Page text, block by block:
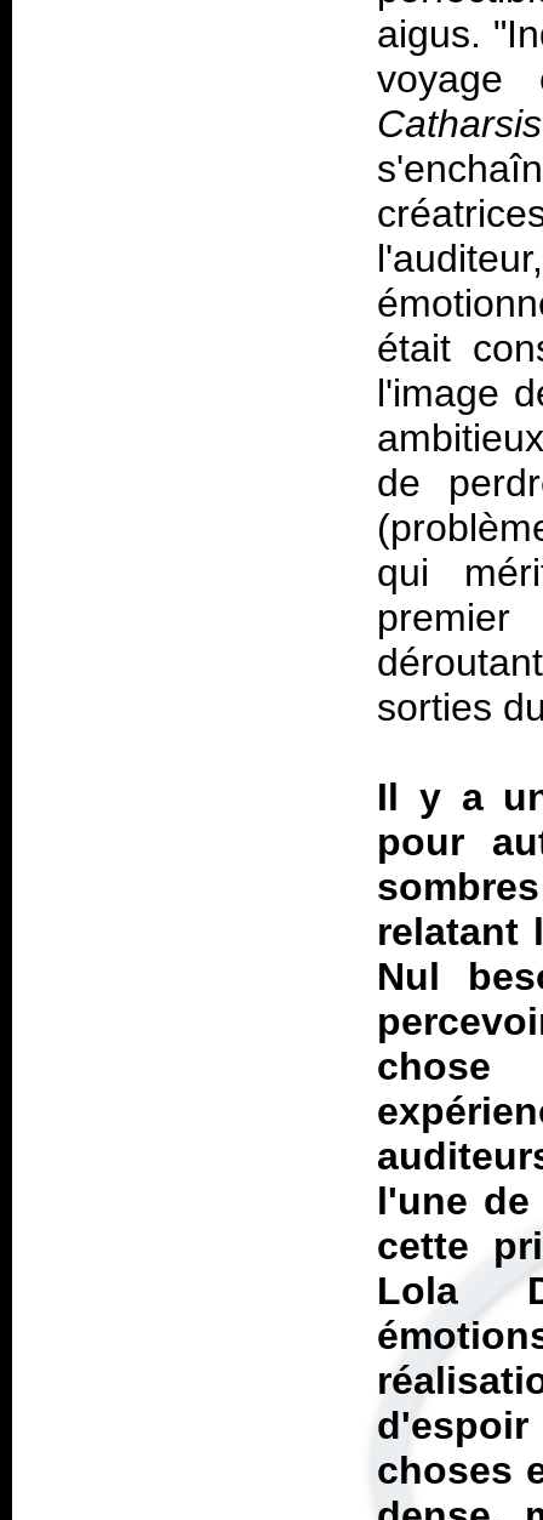
aigus.
voyage
Catharsis
était
l'image
de
qui
sorties
Il y a
pour
relatant
Nul
chose
l'une de
cette
Lola
choses